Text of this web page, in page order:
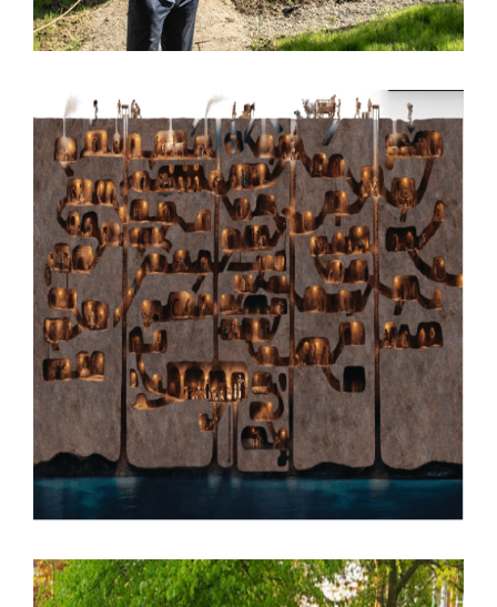
DERINKUYU: MISTERIOSA
CIUDAD SUBTERRÁNEA EN
TURQUÍA ENCONTRADA EN EL
SÓTANO DE UN HOMBRE.